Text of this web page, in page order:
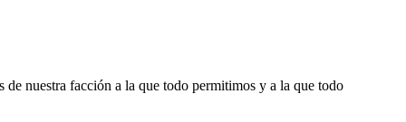
nuestra facción a la que todo permitimos y a la que todo